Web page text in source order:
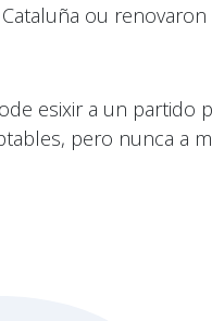
ou renovaron
esixir a un
pero nunca a